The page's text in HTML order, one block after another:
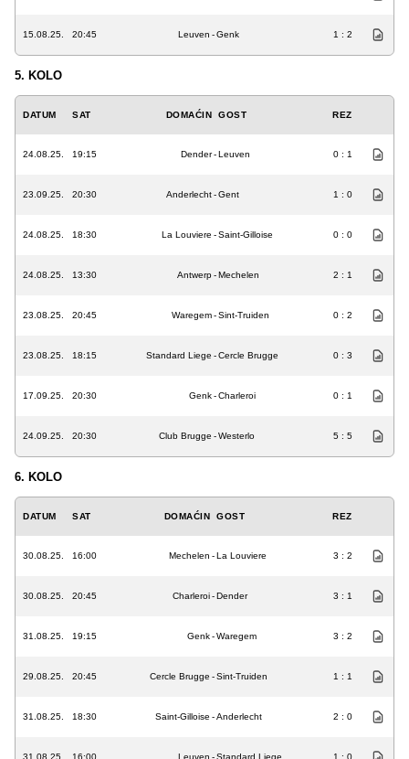
15.08.25. 20:45 Leuven -Genk 1 : 2
5. KOLO
DATUM SAT DOMAĆIN GOST REZ
24.08.25. 19:15 Dender-Leuven 0 : 1
23.09.25. 20:30 Anderlecht-Gent 1 : 0
24.08.25. 18:30 La Louviere -Saint-Gilloise 0 : 0
24.08.25. 13:30 Antwerp-Mechelen 2 : 1
23.08.25. 20:45 Waregem-Sint-Truiden 0 : 2
23.08.25. 18:15 Standard Liege -Cercle Brugge 0 : 3
17.09.25. 20:30 Genk-Charleroi 0 : 1
24.09.25. 20:30 Club Brugge -Westerlo 5 : 5
6. KOLO
DATUM SAT DOMAĆIN GOST REZ
30.08.25. 16:00 Mechelen -La Louviere 3 : 2
30.08.25. 20:45 Charleroi-Dender 3 : 1
31.08.25. 19:15 Genk-Waregem 3 : 2
29.08.25. 20:45 Cercle Brugge -Sint-Truiden 1 : 1
31.08.25. 18:30 Saint-Gilloise -Anderlecht 2 : 0
31.08.25. 16:00 Leuven -Standard Liege 1 : 0